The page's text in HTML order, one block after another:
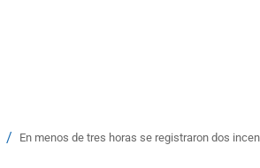
/ En menos de tres horas se registraron dos